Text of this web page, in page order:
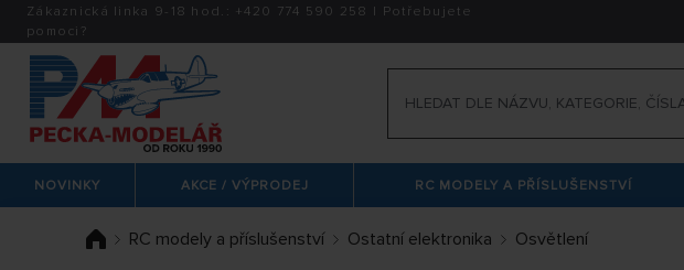
Zákaznická linka 9-18 hod.: +420 774 590 258 | Potřebujete
pomoci?
NOVINKY AKCE / VÝPRODEJ RC MODELY A PŘÍSLUŠENSTVÍ
RC modely a příslušenství Ostatní elektronika Osvětlení